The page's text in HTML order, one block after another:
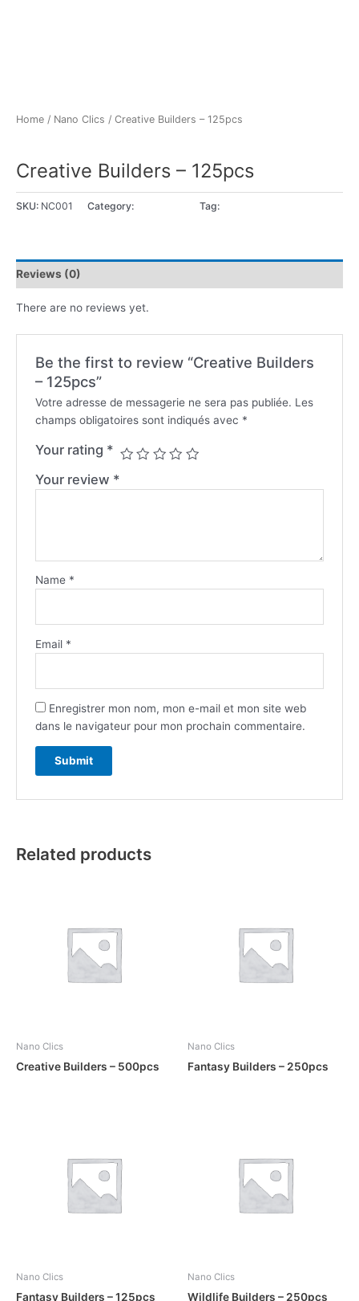
Home / Nano Clics / Creative Builders – 125pcs
Creative Builders – 125pcs
SKU: NC001 Category: Tag:
Reviews (0)
There are no reviews yet.
Be the first to review “Creative Builders
– 125pcs”
Votre adresse de messagerie ne sera pas publiée. Les
champs obligatoires sont indiqués avec *
Your rating *
Your review *
Name *
Email *
Enregistrer mon nom, mon e-mail et mon site web
dans le navigateur pour mon prochain commentaire.
Related products
Nano Clics
Creative Builders – 500pcs
Nano Clics
Fantasy Builders – 250pcs
Nano Clics
Fantasy Builders – 125pcs
Nano Clics
Wildlife Builders – 250pcs